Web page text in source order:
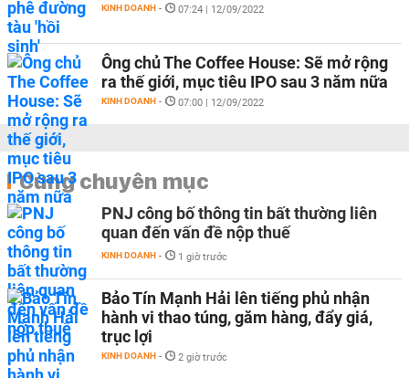
KINH DOANH - 07:24 | 12/09/2022
Ông chủ The Coffee House: Sẽ mở rộng
ra thế giới, mục tiêu IPO sau 3 năm nữa
KINH DOANH - 07:00 | 12/09/2022
Cùng chuyên mục
PNJ công bố thông tin bất thường liên
quan đến vấn đề nộp thuế
KINH DOANH - 1 giờ trước
Bảo Tín Mạnh Hải lên tiếng phủ nhận
hành vi thao túng, găm hàng, đẩy giá,
trục lợi
KINH DOANH - 2 giờ trước